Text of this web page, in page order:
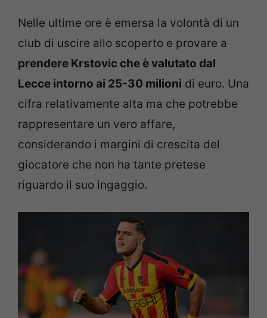
Nelle ultime ore è emersa la volontà di un
club di uscire allo scoperto e provare a
prendere Krstovic che è valutato dal
Lecce intorno ai 25-30 milioni di euro. Una
cifra relativamente alta ma che potrebbe
rappresentare un vero affare,
considerando i margini di crescita del
giocatore che non ha tante pretese
riguardo il suo ingaggio.